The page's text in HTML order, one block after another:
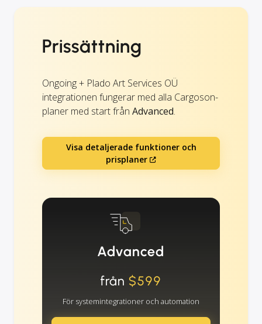
Prissättning
Ongoing + Plado Art Services OÜ
integrationen fungerar med alla Cargoson-
planer med start från Advanced.
Visa detaljerade funktioner och
prisplaner
Advanced
från $599
För systemintegrationer och automation